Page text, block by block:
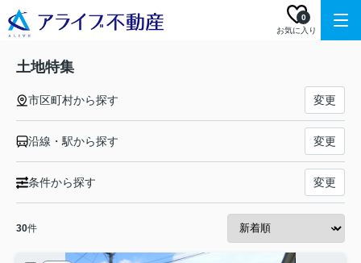
お気に入り
0
土地特集
市区町村から探す 変更
沿線・駅から探す 変更
条件から探す 変更
30件